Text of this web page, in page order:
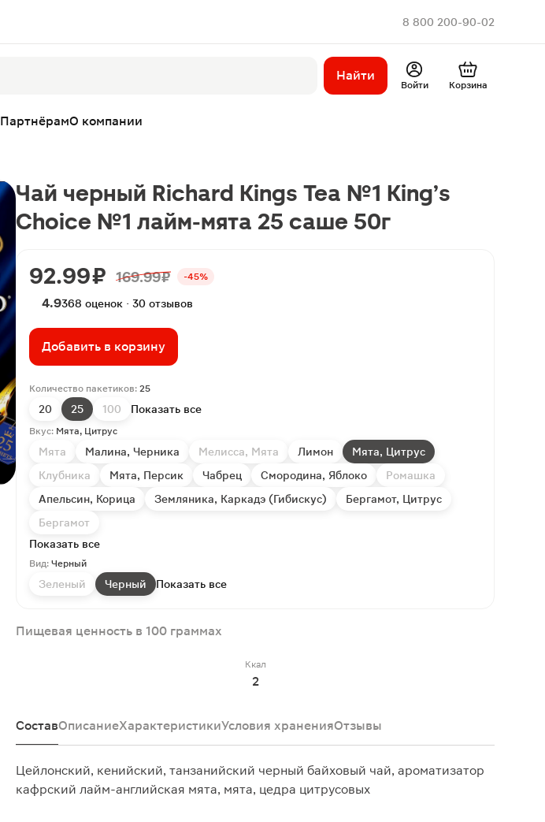
8 800 200-90-02
Найти
Войти Корзина
ПартнёрамО компании
Чай черный Richard Kings Tea №1 King’s
Choice №1 лайм-мята 25 саше 50г
92.99 ₽ 169.99 ₽ -45%
4.9368 оценок · 30 отзывов
Добавить в корзину
Количество пакетиков: 25
20 25 100 Показать все
Вкус: Мята, Цитрус
Мята Малина, Черника Мелисса, Мята Лимон
Мята, Цитрус
Клубника
Мята, Персик Чабрец Смородина, Яблоко
Ромашка
Апельсин, Корица
Земляника, Каркадэ (Гибискус)
Бергамот, Цитрус
Бергамот
Показать все
Вид: Черный
Зеленый Черный Показать все
Пищевая ценность в 100 граммах
Ккал
2
СоставОписаниеХарактеристикиУсловия храненияОтзывы
Цейлонский, кенийский, танзанийский черный байховый чай, ароматизатор
кафрский лайм-английская мята, мята, цедра цитрусовых